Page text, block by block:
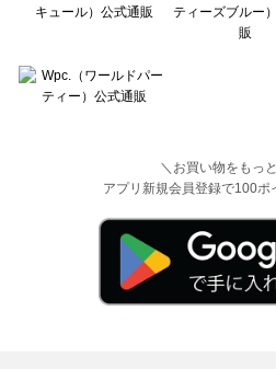
＼お買い物をもっ
アプリ新規会員登録で100ポ